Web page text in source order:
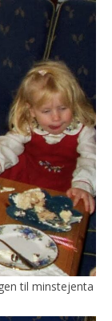
til minstejenta